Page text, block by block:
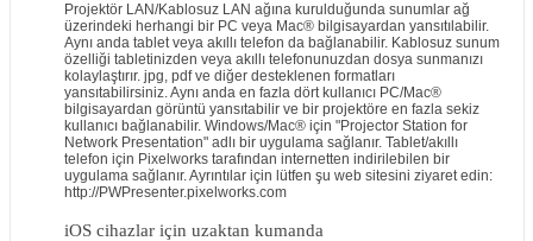
Projektör LAN/Kablosuz LAN ağına kurulduğunda sunumlar ağ
üzerindeki herhangi bir PC veya Mac® bilgisayardan yansıtılabilir.
Aynı anda tablet veya akıllı telefon da bağlanabilir. Kablosuz sunum
özelliği tabletinizden veya akıllı telefonunuzdan dosya sunmanızı
kolaylaştırır. jpg, pdf ve diğer desteklenen formatları
yansıtabilirsiniz. Aynı anda en fazla dört kullanıcı PC/Mac®
bilgisayardan görüntü yansıtabilir ve bir projektöre en fazla sekiz
kullanıcı bağlanabilir. Windows/Mac® için "Projector Station for
Network Presentation" adlı bir uygulama sağlanır. Tablet/akıllı
telefon için Pixelworks tarafından internetten indirilebilen bir
uygulama sağlanır. Ayrıntılar için lütfen şu web sitesini ziyaret edin:
http://PWPresenter.pixelworks.com
iOS cihazlar için uzaktan kumanda